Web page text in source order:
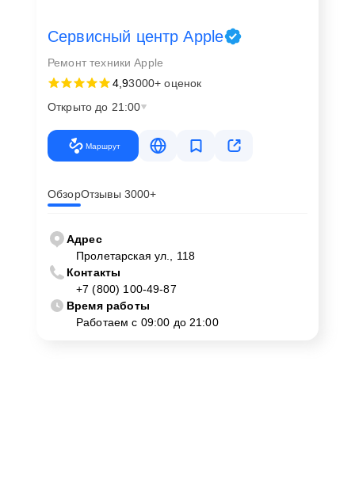
Сервисный центр Apple
Ремонт техники Apple
4,93000+ оценок
Открыто до 21:00
Маршрут
ОбзорОтзывы 3000+
Адрес
Пролетарская ул., 118
Контакты
+7 (800) 100-49-87
Время работы
Работаем с 09:00 до 21:00